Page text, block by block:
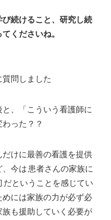
続けること、研究し続
くださいね。
問しました
、「こういう看護師に
った？？
けに最善の看護を提供
、今は 患者さんの家族に
だということを感じてい
には家族の力が必ず必
も援助していく必要が